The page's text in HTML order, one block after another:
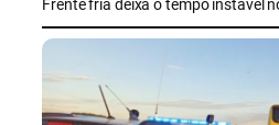
Frente fria deixa o tempo instável